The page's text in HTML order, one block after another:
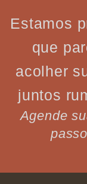
Estamos
que
acolher
juntos
Agende